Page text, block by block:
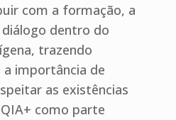
com a formação, a
dentro do
trazendo
importância de
as existências
como parte